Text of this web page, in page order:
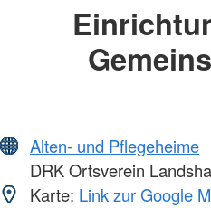
Alten- und Pflegeheime
DRK Ortsverein
Karte: Link zur Google